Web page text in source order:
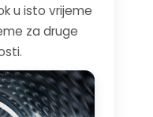
u isto vrijeme
za druge